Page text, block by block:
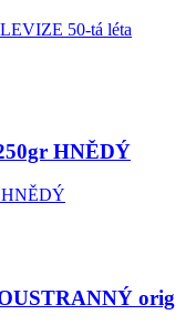
HNĚDÝ
orig